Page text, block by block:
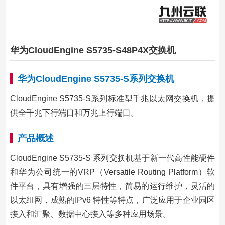
华为CloudEngine S5735-S48P4X交换机
华为CloudEngine S5735-S系列交换机
CloudEngine S5735-S系列标准型千兆以太网交换机，提
供全千兆下行端口和万兆上行端口。
产品概述
CloudEngine S5735-S 系列交换机基于新一代高性能硬件
和华为公司统一的VRP（Versatile Routing Platform）软
件平台，具有增强的三层特性，简易的运行维护，灵活的
以太组网，成熟的IPv6 特性等特点，广泛应用于企业园区
接入和汇聚、数据中心接入等多种应用场景。